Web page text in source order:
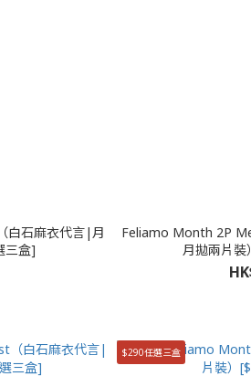
白石麻衣代言|月
三盒]
Feliamo Month 2P
月拋兩片
$290任選三盒